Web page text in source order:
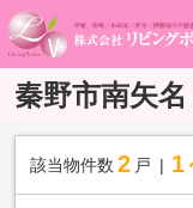
秦野市南矢
該当物件数 2 戸 1